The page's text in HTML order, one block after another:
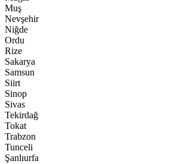
Muş
Nevşehir
Niğde
Ordu
Rize
Sakarya
Samsun
Siirt
Sinop
Sivas
Tekirdağ
Tokat
Trabzon
Tunceli
Şanlıurfa